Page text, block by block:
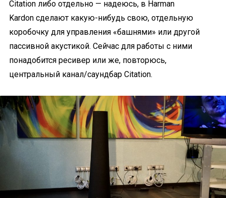
Citation либо отдельно — надеюсь, в Harman
Kardon сделают какую-нибудь свою, отдельную
коробочку для управления «башнями» или другой
пассивной акустикой. Сейчас для работы с ними
понадобится ресивер или же, повторюсь,
центральный канал/саундбар Citation.